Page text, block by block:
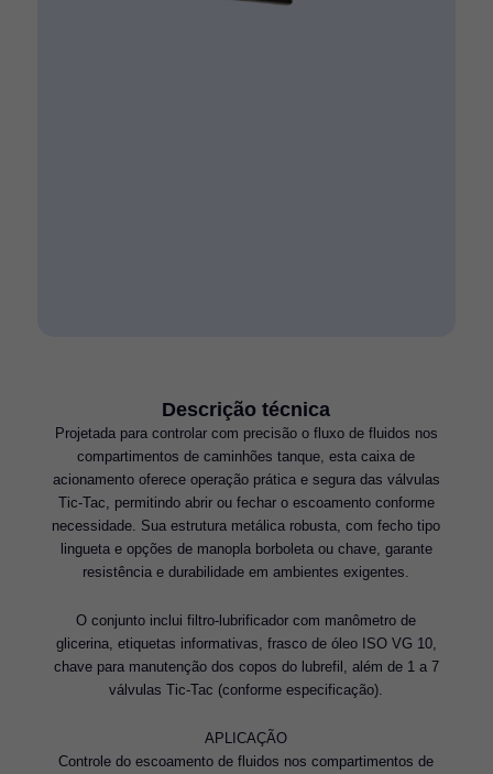
Descrição técnica
Projetada para controlar com precisão o fluxo de fluidos nos
compartimentos de caminhões tanque, esta caixa de
acionamento oferece operação prática e segura das válvulas
Tic-Tac, permitindo abrir ou fechar o escoamento conforme
necessidade. Sua estrutura metálica robusta, com fecho tipo
lingueta e opções de manopla borboleta ou chave, garante
resistência e durabilidade em ambientes exigentes.
O conjunto inclui filtro-lubrificador com manômetro de
glicerina, etiquetas informativas, frasco de óleo ISO VG 10,
chave para manutenção dos copos do lubrefil, além de 1 a 7
válvulas Tic-Tac (conforme especificação).
APLICAÇÃO
Controle do escoamento de fluidos nos compartimentos de